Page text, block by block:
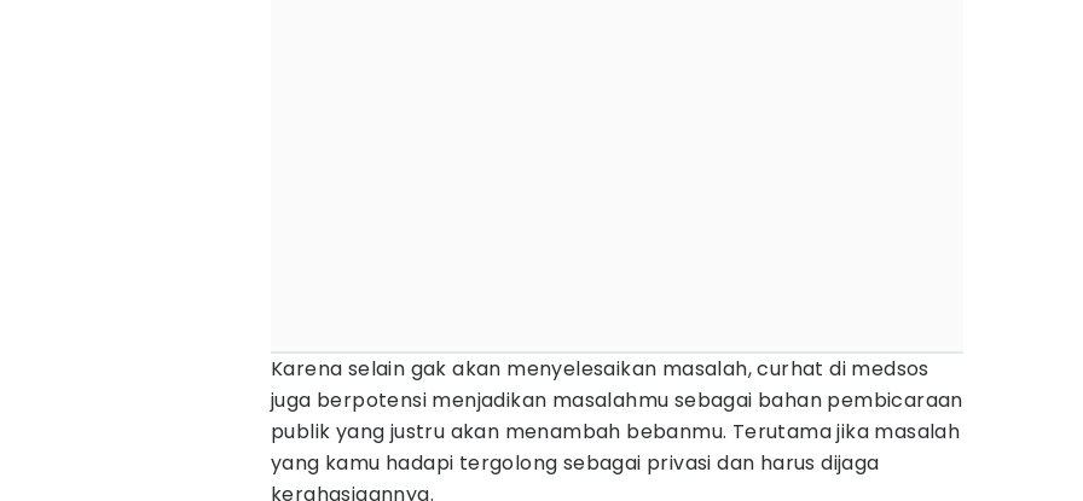
Karena selain gak akan menyelesaikan masalah, curhat di medsos
juga berpotensi menjadikan masalahmu sebagai bahan pembicaraan
publik yang justru akan menambah bebanmu. Terutama jika masalah
yang kamu hadapi tergolong sebagai privasi dan harus dijaga
kerahasiaannya.